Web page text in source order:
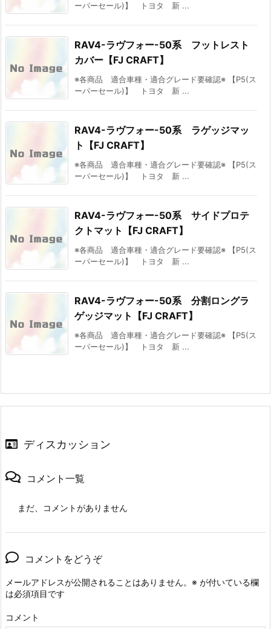
ーパーセール)】 トヨタ 新 ...
RAV4-ラヴフォー-50系 フットレスト
カバー【FJ CRAFT】
※各商品 適合車種・適合グレード要確認※ 【P5(ス
ーパーセール)】 トヨタ 新 ...
RAV4-ラヴフォー-50系 ラゲッジマッ
ト【FJ CRAFT】
※各商品 適合車種・適合グレード要確認※ 【P5(ス
ーパーセール)】 トヨタ 新 ...
RAV4-ラヴフォー-50系 サイドプロテ
クトマット【FJ CRAFT】
※各商品 適合車種・適合グレード要確認※ 【P5(ス
ーパーセール)】 トヨタ 新 ...
RAV4-ラヴフォー-50系 分割ロングラ
ゲッジマット【FJ CRAFT】
※各商品 適合車種・適合グレード要確認※ 【P5(ス
ーパーセール)】 トヨタ 新 ...
ディスカッション
コメント一覧
まだ、コメントがありません
コメントをどうぞ
メールアドレスが公開されることはありません。 ※ が付いている欄
は必須項目です
コメント